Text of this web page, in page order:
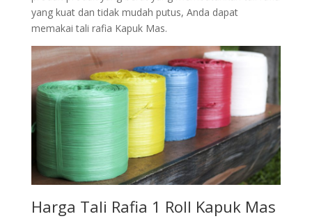
yang kuat dan tidak mudah putus, Anda dapat
memakai tali rafia Kapuk Mas.
Harga Tali Rafia 1 Roll Kapuk Mas